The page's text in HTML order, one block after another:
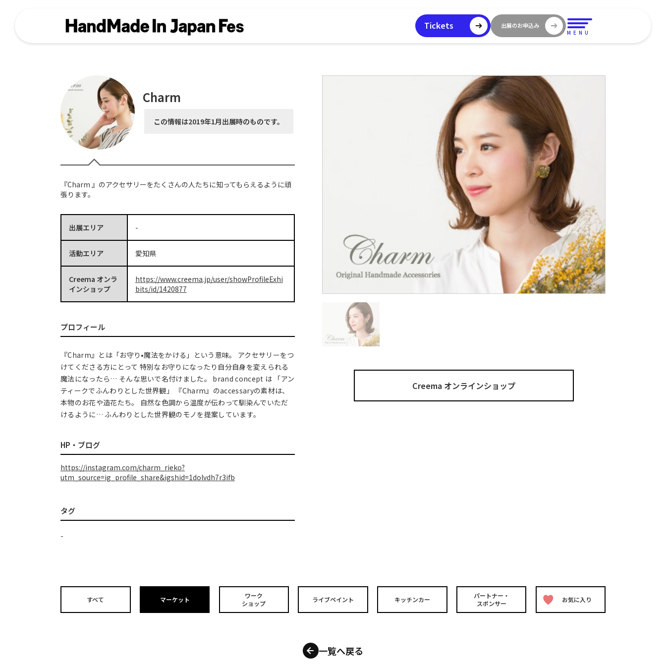
Tickets 出展のお申込み
MENU
Charm
この情報は2019年1月出展時のものです。
『Charm 』のアクセサリーをたくさんの人たちに知ってもらえるように頑
張ります。
出展エリア -
活動エリア 愛知県
Creema オンラ
インショップ
https://www.creema.jp/user/showProfileExhi
bits/id/1420877
プロフィール
『Charm』とは「お守り•魔法をかける」という意味。 アクセサリーをつ
けてくださる方にとって 特別なお守りになったり自分自身を変えられる
魔法になったら… そんな思いで名付けました。 brand concept は 「アン
ティークでふんわりとした世界観」 『Charm』のaccessaryの素材は、
本物のお花や造花たち。 自然な色調から温度が伝わって馴染んでいただ
けるように… ふんわりとした世界観のモノを提案しています。
HP・ブログ
https://instagram.com/charm_rieko?
utm_source=ig_profile_share&igshid=1dolvdh7r3ifb
タグ
-
Creema オンラインショップ
すべて マーケット
ワーク
ショップ
ライブペイント キッチンカー
パートナー・
スポンサー
お気に入り
一覧へ戻る